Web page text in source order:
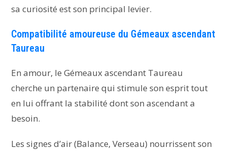
sa curiosité est son principal levier.
Compatibilité amoureuse du Gémeaux ascendant
Taureau
En amour, le Gémeaux ascendant Taureau
cherche un partenaire qui stimule son esprit tout
en lui offrant la stabilité dont son ascendant a
besoin.
Les signes d’air (Balance, Verseau) nourrissent son